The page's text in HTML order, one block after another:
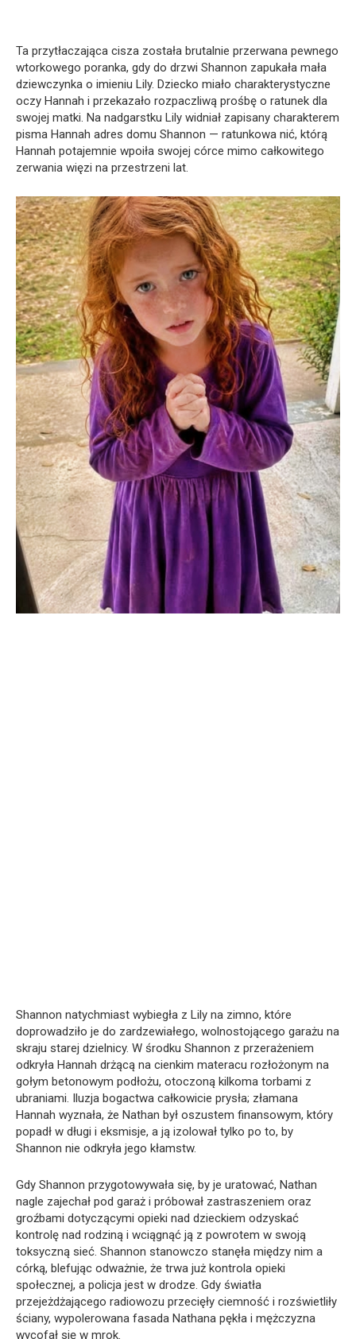
Ta przytłaczająca cisza została brutalnie przerwana pewnego
wtorkowego poranka, gdy do drzwi Shannon zapukała mała
dziewczynka o imieniu Lily. Dziecko miało charakterystyczne
oczy Hannah i przekazało rozpaczliwą prośbę o ratunek dla
swojej matki. Na nadgarstku Lily widniał zapisany charakterem
pisma Hannah adres domu Shannon — ratunkowa nić, którą
Hannah potajemnie wpoiła swojej córce mimo całkowitego
zerwania więzi na przestrzeni lat.
Shannon natychmiast wybiegła z Lily na zimno, które
doprowadziło je do zardzewiałego, wolnostojącego garażu na
skraju starej dzielnicy. W środku Shannon z przerażeniem
odkryła Hannah drżącą na cienkim materacu rozłożonym na
gołym betonowym podłożu, otoczoną kilkoma torbami z
ubraniami. Iluzja bogactwa całkowicie prysła; złamana
Hannah wyznała, że Nathan był oszustem finansowym, który
popadł w długi i eksmisje, a ją izolował tylko po to, by
Shannon nie odkryła jego kłamstw.
Gdy Shannon przygotowywała się, by je uratować, Nathan
nagle zajechał pod garaż i próbował zastraszeniem oraz
groźbami dotyczącymi opieki nad dzieckiem odzyskać
kontrolę nad rodziną i wciągnąć ją z powrotem w swoją
toksyczną sieć. Shannon stanowczo stanęła między nim a
córką, blefując odważnie, że trwa już kontrola opieki
społecznej, a policja jest w drodze. Gdy światła
przejeżdżającego radiowozu przecięły ciemność i rozświetliły
ściany, wypolerowana fasada Nathana pękła i mężczyzna
wycofał się w mrok.